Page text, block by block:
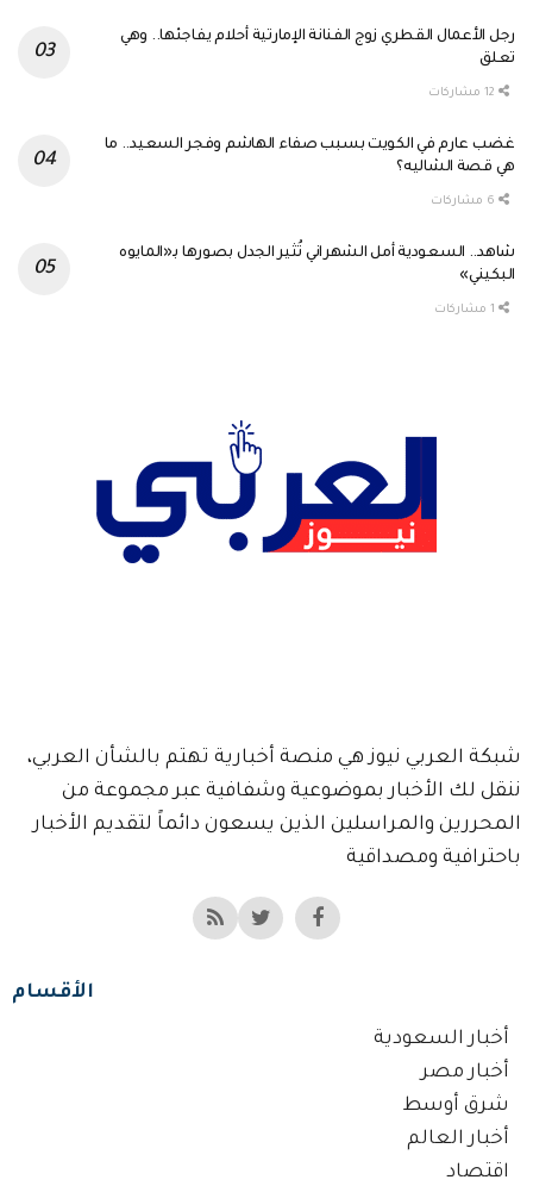
رجل الأعمال القطري زوج الفنانة الإمارتية أحلام يفاجئها.. وهي
تعلق
غضب عارم في الكويت بسبب صفاء الهاشم وفجر السعيد.. ما
هي قصة الشاليه؟
شاهد.. السعودية أمل الشهراني تُثير الجدل بصورها بـ«المايوه
البكيني»
شبكة العربي نيوز هي منصة أخبارية تهتم بالشأن العربي،
ننقل لك الأخبار بموضوعية وشفافية عبر مجموعة من
المحررين والمراسلين الذين يسعون دائماً لتقديم الأخبار
باحترافية ومصداقية
الأقسام
أخبار السعودية
أخبار مصر
شرق أوسط
أخبار العالم
اقتصاد